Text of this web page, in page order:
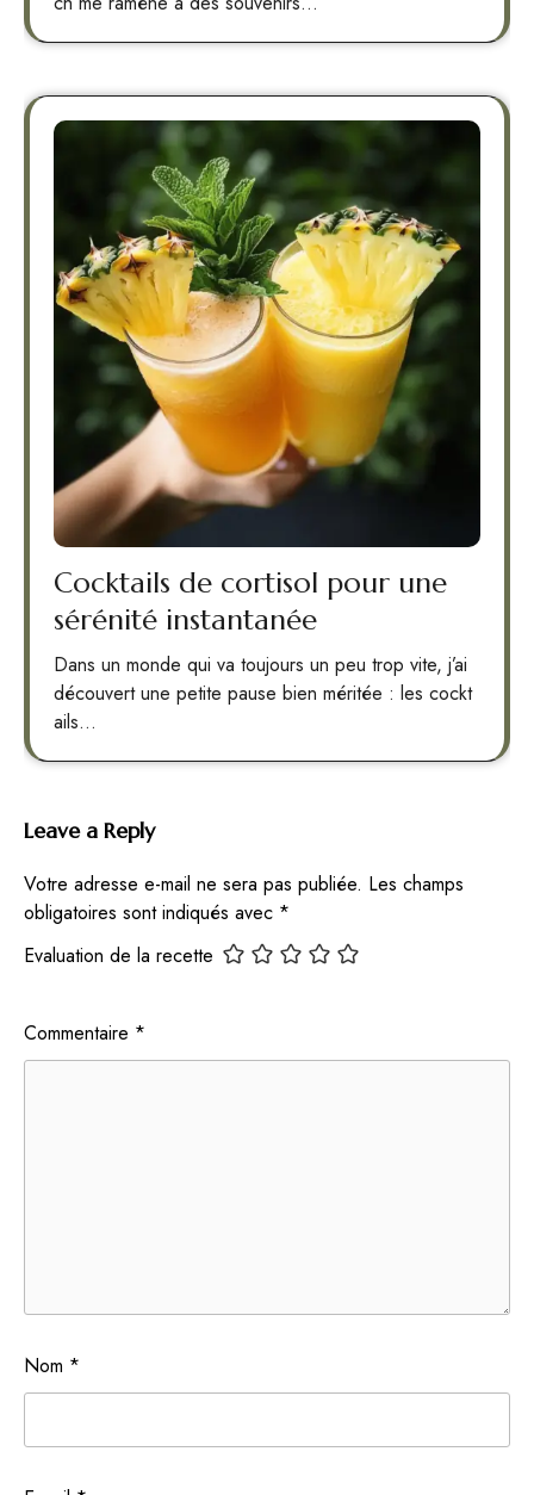
Cocktails de cortisol pour une
sérénité instantanée
Dans un monde qui va toujours un peu trop vite, j’ai
découvert une petite pause bien méritée : les cockt
ails…
Leave a Reply
Votre adresse e-mail ne sera pas publiée. Les champs
obligatoires sont indiqués avec *
Evaluation de la recette
Commentaire *
Nom *